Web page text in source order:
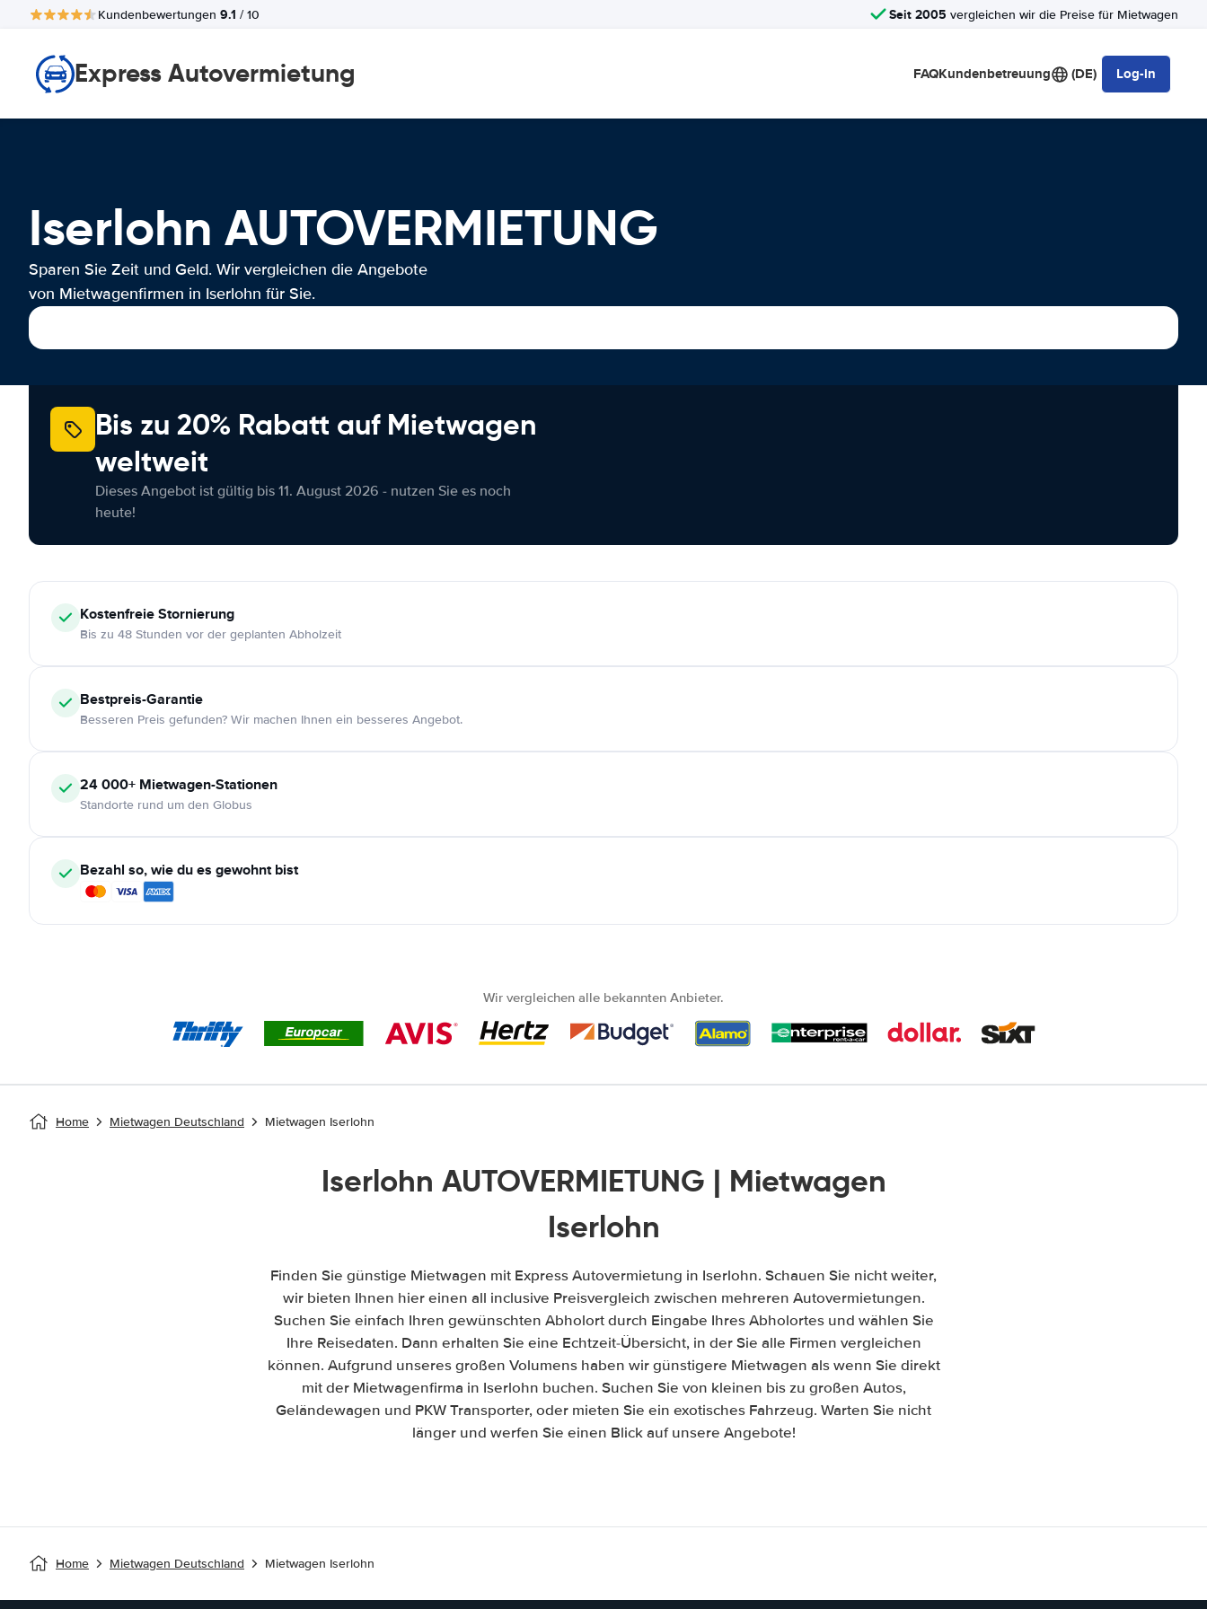
Kundenbewertungen 9.1 / 10 Seit 2005 vergleichen wir die Preise für Mietwagen
Express Autovermietung FAQKundenbetreuung (DE) Log-in
Iserlohn AUTOVERMIETUNG
Sparen Sie Zeit und Geld. Wir vergleichen die Angebote
von Mietwagenfirmen in Iserlohn für Sie.
Bis zu 20% Rabatt auf Mietwagen
weltweit
Dieses Angebot ist gültig bis 11. August 2026 - nutzen Sie es noch
heute!
KostenfreieStornierung
Bis zu 48 Stunden vor der geplanten Abholzeit
Bestpreis-Garantie
Besseren Preis gefunden? Wir machen Ihnen ein besseres Angebot.
24 000+ Mietwagen-Stationen
Standorte rund um den Globus
Bezahl so, wie du es gewohnt bist
Wir vergleichen alle bekannten Anbieter.
Home Mietwagen Deutschland Mietwagen Iserlohn
Iserlohn AUTOVERMIETUNG | Mietwagen
Iserlohn
Finden Sie günstige Mietwagen mit Express Autovermietung in Iserlohn. Schauen Sie nicht weiter,
wir bieten Ihnen hier einen all inclusive Preisvergleich zwischen mehreren Autovermietungen.
Suchen Sie einfach Ihren gewünschten Abholort durch Eingabe Ihres Abholortes und wählen Sie
Ihre Reisedaten. Dann erhalten Sie eine Echtzeit-Übersicht, in der Sie alle Firmen vergleichen
können. Aufgrund unseres großen Volumens haben wir günstigere Mietwagen als wenn Sie direkt
mit der Mietwagenfirma in Iserlohn buchen. Suchen Sie von kleinen bis zu großen Autos,
Geländewagen und PKW Transporter, oder mieten Sie ein exotisches Fahrzeug. Warten Sie nicht
länger und werfen Sie einen Blick auf unsere Angebote!
Home Mietwagen Deutschland Mietwagen Iserlohn